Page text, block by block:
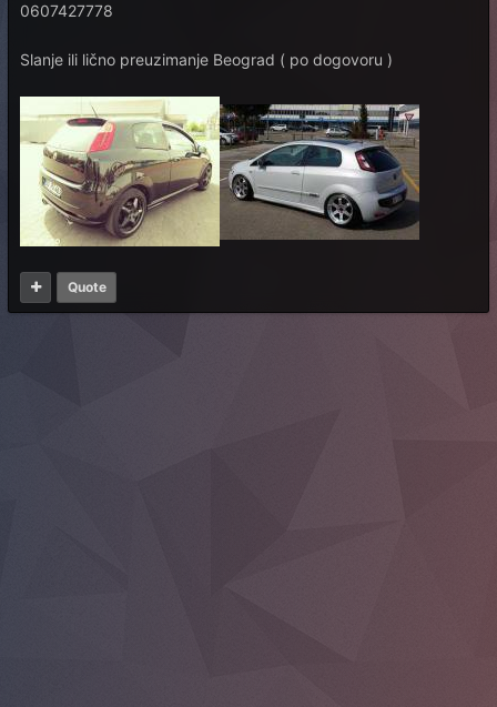
0607427778
Slanje ili lično preuzimanje Beograd ( po dogovoru )
Quote